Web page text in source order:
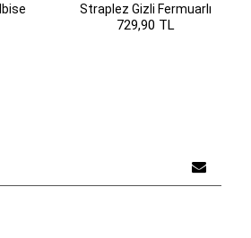
Straplez Gizli Fermuarlı
Elbise
729,90 TL